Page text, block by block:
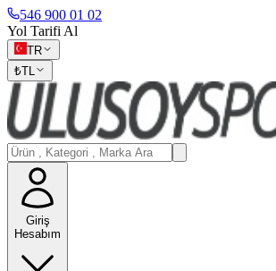
546 900 01 02
Yol Tarifi Al
TR
₺TL
Giriş
Hesabım